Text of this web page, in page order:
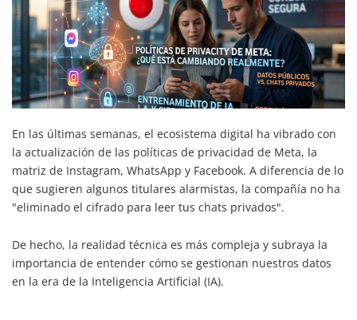
En las últimas semanas, el ecosistema digital ha vibrado con
la actualización de las políticas de privacidad de Meta, la
matriz de Instagram, WhatsApp y Facebook. A diferencia de lo
que sugieren algunos titulares alarmistas, la compañía no ha
"eliminado el cifrado para leer tus chats privados".
De hecho, la realidad técnica es más compleja y subraya la
importancia de entender cómo se gestionan nuestros datos
en la era de la Inteligencia Artificial (IA).